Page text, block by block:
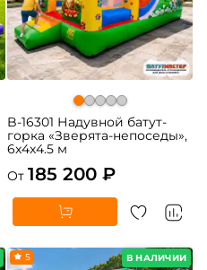
B-16301 Надувной батут-
горка «Зверята-непоседы»,
6x4x4.5 м
От 185 200 ₽
В НАЛИЧИИ
5